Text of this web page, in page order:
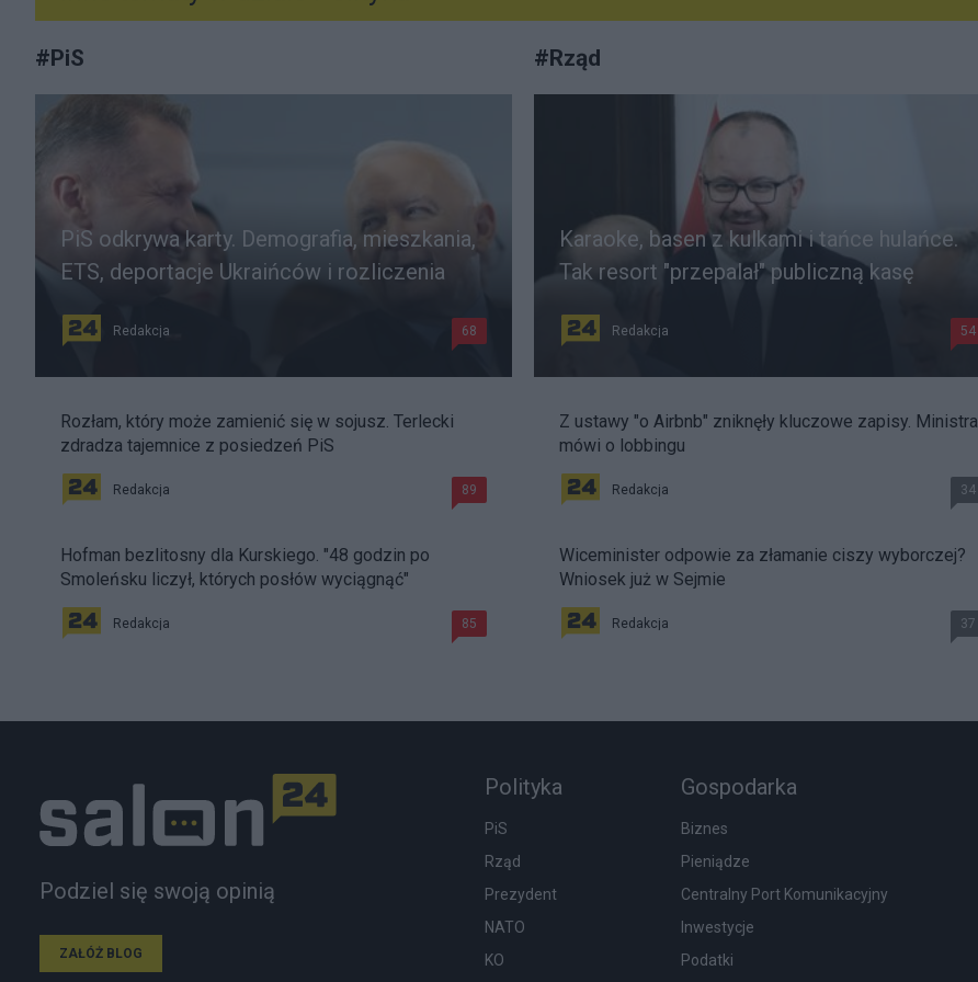
#PiS
PiS odkrywa karty. Demografia, mieszkania,
ETS, deportacje Ukraińców i rozliczenia
Redakcja 68
Rozłam, który może zamienić się w sojusz. Terlecki
zdradza tajemnice z posiedzeń PiS
Redakcja 89
Hofman bezlitosny dla Kurskiego. "48 godzin po
Smoleńsku liczył, których posłów wyciągnąć"
Redakcja 85
#Rząd
Karaoke, basen z kulkami i tańce hulańce.
Tak resort "przepalał" publiczną kasę
Redakcja 54
Z ustawy "o Airbnb" zniknęły kluczowe zapisy. Ministra
mówi o lobbingu
Redakcja 34
Wiceminister odpowie za złamanie ciszy wyborczej?
Wniosek już w Sejmie
Redakcja 37
Podziel się swoją opinią
ZAŁÓŻ BLOG
Polityka
PiS
Rząd
Prezydent
NATO
KO
Gospodarka
Biznes
Pieniądze
Centralny Port Komunikacyjny
Inwestycje
Podatki